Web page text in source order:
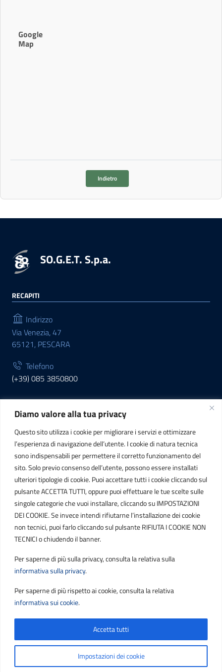
Diamo valore alla tua privacy
Questo sito utilizza i cookie per migliorare i servizi e ottimizzare
l’esperienza di navigazione dell’utente. I cookie di natura tecnica
sono indispensabili per permettere il corretto funzionamento del
sito. Solo previo consenso dell’utente, possono essere installati
ulteriori tipologie di cookie. Puoi accettare tutti i cookie cliccando sul
pulsante ACCETTA TUTTI, oppure puoi effettuare le tue scelte sulle
singole categorie che vuoi installare, cliccando su IMPOSTAZIONI
DEI COOKIE. Se invece intendi rifiutarne l’installazione dei cookie
non tecnici, puoi farlo cliccando sul pulsante RIFIUTA I COOKIE NON
TECNICI o chiudendo il banner.
Per saperne di più sulla privacy, consulta la relativa sulla
informativa sulla privacy.
Per saperne di più rispetto ai cookie, consulta la relativa
informativa sui cookie.
Impostazioni dei cookie
Accetta tutti
Google
Map
Indietro
SO.G.E.T. S.p.a.
RECAPITI
Indirizzo
Via Venezia, 47
65121, PESCARA
Telefono
(+39) 085 3850800
INFORMAZIONI
C.F. / P.IVA
IT01807790686
POSTA ELETTRONICA
PEC
protocollo.sogetspa@pec.it
contribuenti@sogetspa.it
SEGUICI SU
Sezione Link Utili
Privacy | Cookie policy | Note legali | Contatti |
Accessibilità
| Basato sul Prototipo per siti PA di AgID